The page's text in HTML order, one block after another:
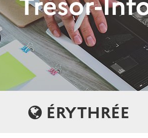
ÉRYTHRÉE